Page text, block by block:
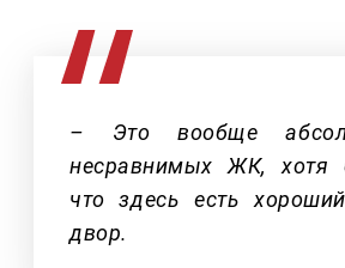
– Это вообще
несравнимых ЖК, хотя
что здесь есть
двор.